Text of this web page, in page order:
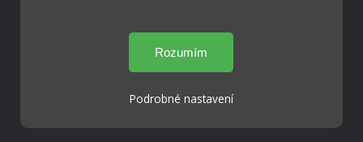
Podrobné nastavení
Základní škola a Mateřská škola Ostrožská
Tvorba webových stránek weboa.cz